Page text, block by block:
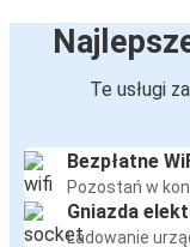
Te usługi
Bezpłatne
Pozostań w
Gniazda
Ładowanie